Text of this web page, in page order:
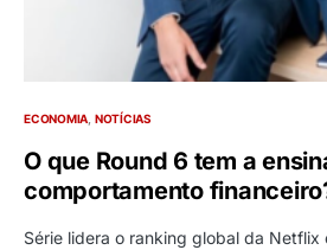
ECONOMIA NOTÍCIAS
O que Round 6 tem a
comportamento
Série lidera o ranking global da Netflix